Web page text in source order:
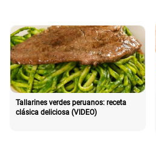
Tallarines verdes peruanos: receta
clásica deliciosa (VIDEO)